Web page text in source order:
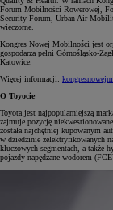
Forum Mobilności Rowerowej,
Security Forum, Urban Air
wieczorne.
Kongres Nowej Mobilności jest
gospodarza pełni Górnośląsko-
Katowice.
Więcej informacji:
O Toyocie
Toyota jest najpopularniejszą
zajmuje pozycję
została najchętniej kupowanym
w dziedzinie zelektryfikowanych
kluczowych segmentach, a także
pojazdy napędzane wodorem